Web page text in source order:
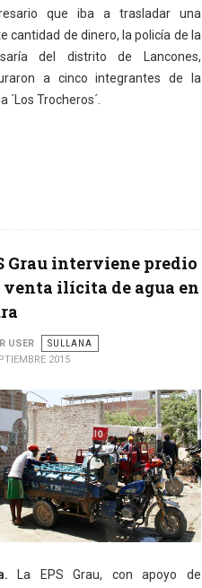
que iba a trasladar una
cantidad de dinero, la policía de la
del distrito de Lancones,
a cinco integrantes de la
´Los Trocheros´.
Grau interviene predio
venta ilícita de agua en
USER
SULLANA
2015
La EPS Grau, con apoyo de